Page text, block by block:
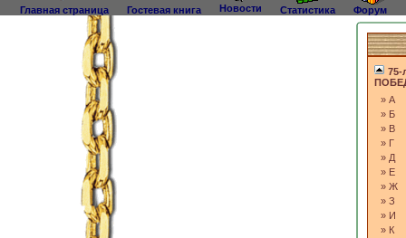
Главная страница Гостевая книга Новости Статистика Форум
» А
» Б
» В
» Г
» Д
» Е
» Ж
» З
» И
» К